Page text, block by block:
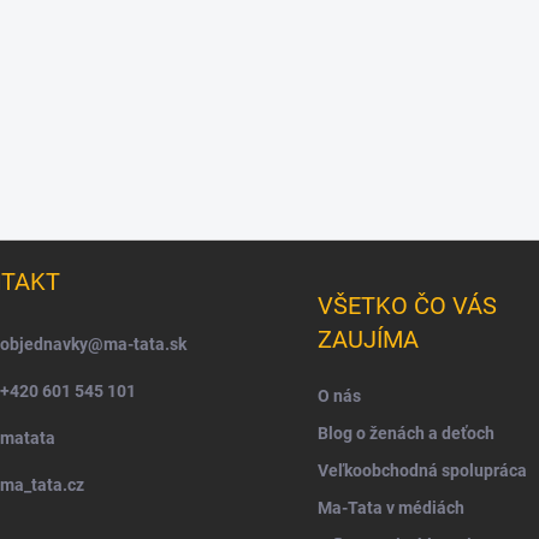
objednavky@ma-tata.sk
+420 601 545 101
matata
ma_tata.cz
VŠETKO ČO VÁS
ZAUJÍMA
O nás
Blog o ženách a deťoch
Veľkoobchodná spolupráca
Ma-Tata v médiách